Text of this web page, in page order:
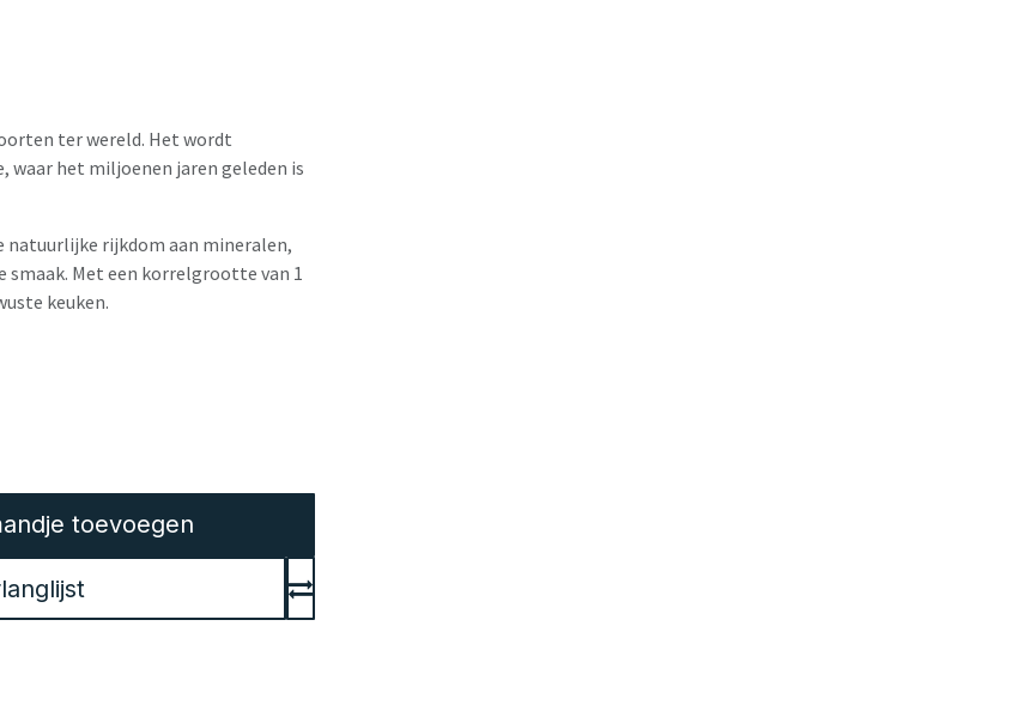
ter wereld. Het wordt
waar het miljoenen jaren geleden is
natuurlijke rijkdom aan mineralen,
Met een korrelgrootte van 1
keuken.
toevoegen